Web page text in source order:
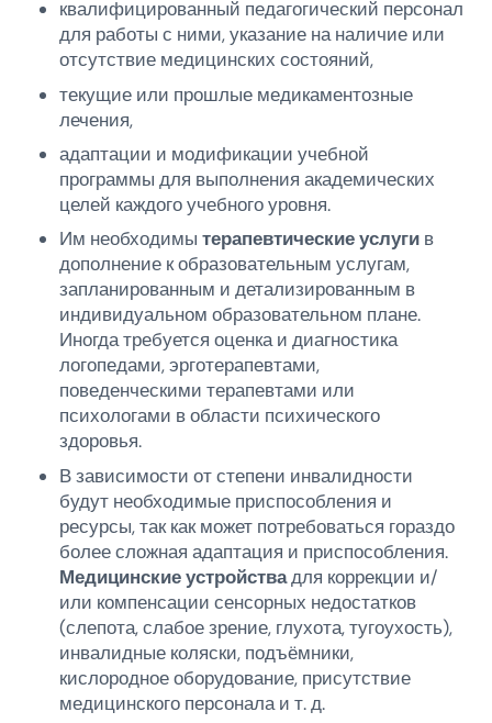
квалифицированный педагогический персонал
для работы с ними, указание на наличие или
отсутствие медицинских состояний,
текущие или прошлые медикаментозные
лечения,
адаптации и модификации учебной
программы для выполнения академических
целей каждого учебного уровня.
Им необходимытерапевтические услуги в
дополнение к образовательным услугам,
запланированным и детализированным в
индивидуальном образовательном плане.
Иногда требуется оценка и диагностика
логопедами, эрготерапевтами,
поведенческими терапевтами или
психологами в области психического
здоровья.
В зависимости от степени инвалидности
будут необходимые приспособления и
ресурсы, так как может потребоваться гораздо
более сложная адаптация и приспособления.
Медицинские устройствадля коррекции и/
или компенсации сенсорных недостатков
(слепота, слабое зрение, глухота, тугоухость),
инвалидные коляски, подъёмники,
кислородное оборудование, присутствие
медицинского персонала и т. д.